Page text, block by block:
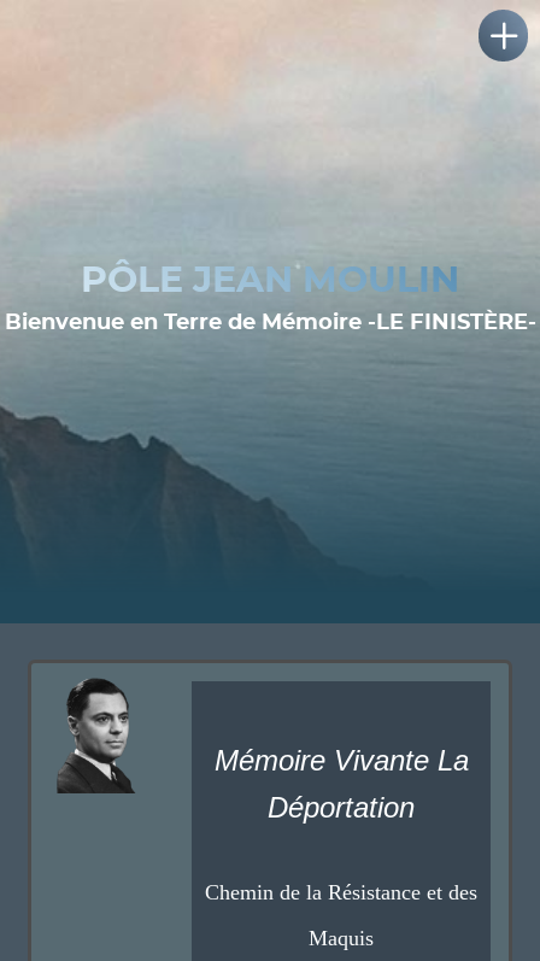
PÔLE JEAN MOULIN
Bienvenue en Terre de Mémoire -LE FINISTÈRE-
Mémoire Vivante La
Déportation
Chemin de la Résistance et des
Maquis